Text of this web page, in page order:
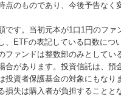
のものであり、今後予告な
す。当初元本が1口1円のフ
ETFの表記している口数に
ァンドは整数部のみとしてい
があります。投資信託は、
資者保護基金の対象にもな
失は購入者が負担することと